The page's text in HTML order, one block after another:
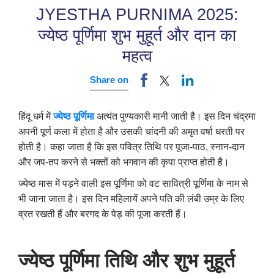
JYESTHA PURNIMA 2025:
ज्‍येष्‍ठ पूर्णिमा शुभ मुहूर्त और दान का
महत्‍व
Share on
हिंदू धर्म मेंज्‍येष्‍ठ पूर्णिमाअत्यंत पुण्यकारी मानी जाती है। इस दिन चंद्रमा
अपनी पूर्ण कला में होता है और उसकी चांदनी की अमृत वर्षा धरती पर
होती है। कहा जाता है कि इस पवित्र तिथि पर पूजा-पाठ, स्नान-दान
और जप-तप करने से भक्तों को भगवान की कृपा प्राप्त होती है।
ज्‍येष्‍ठ मास में पड़ने वाली इस पूर्णिमा को वट सावित्री पूर्णिमा के नाम से
भी जाना जाता है। इस दिन महिलायें अपने पति की लंबी उम्र के लिए
व्रत रखती हैं और बरगद के पेड़ की पूजा करती हैं।
ज्‍येष्‍ठ पूर्णिमा तिथि और शुभ मुहूर्त